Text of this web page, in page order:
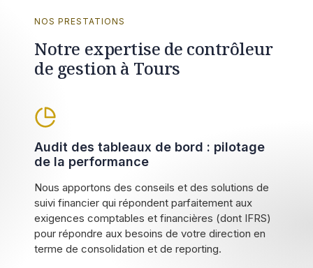
NOS PRESTATIONS
Notre expertise de contrôleur
de gestion à Tours
Audit des tableaux de bord : pilotage
de la performance
Nous apportons des conseils et des solutions de
suivi financier qui répondent parfaitement aux
exigences comptables et financières (dont IFRS)
pour répondre aux besoins de votre direction en
terme de consolidation et de reporting.